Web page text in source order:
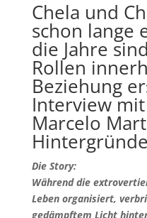
Chela und
schon lange
die Jahre
Rollen
Beziehung
Interview
Marcelo
Die Story:
Während die
Leben organisiert,
gedämpftem Licht